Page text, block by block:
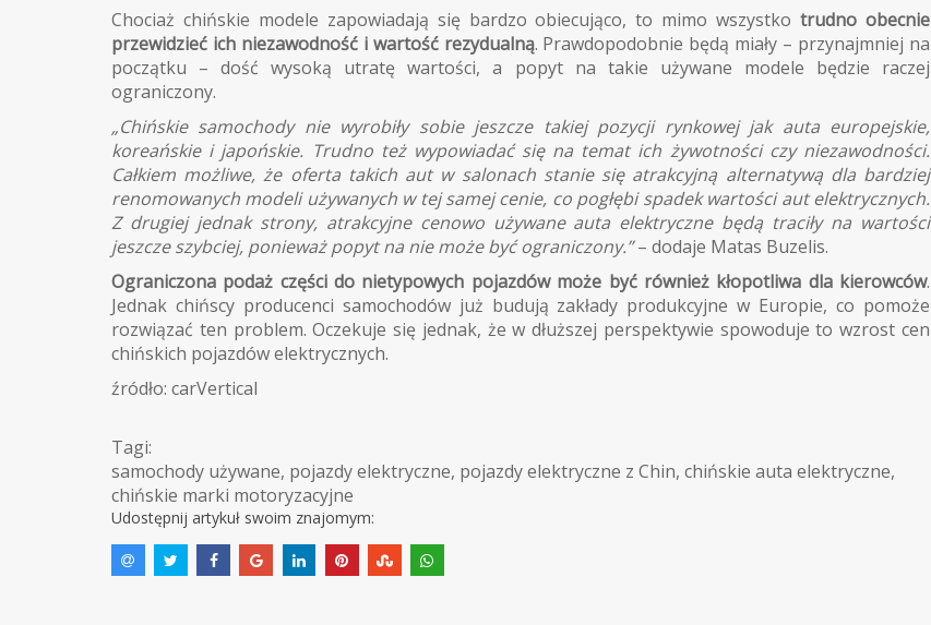
Chociaż chińskie modele zapowiadają się bardzo obiecująco, to mimo wszystkotrudno obecnie
przewidzieć ich niezawodność i wartość rezydualną. Prawdopodobnie będą miały – przynajmniej na
początku – dość wysoką utratę wartości, a popyt na takie używane modele będzie raczej
ograniczony.
„Chińskie samochody nie wyrobiły sobie jeszcze takiej pozycji rynkowej jak auta europejskie,
koreańskie i japońskie. Trudno też wypowiadać się na temat ich żywotności czy niezawodności.
Całkiem możliwe, że oferta takich aut w salonach stanie się atrakcyjną alternatywą dla bardziej
renomowanych modeli używanych w tej samej cenie, co pogłębi spadek wartości aut elektrycznych.
Z drugiej jednak strony, atrakcyjne cenowo używane auta elektryczne będą traciły na wartości
jeszcze szybciej, ponieważ popyt na nie może być ograniczony.”– dodaje Matas Buzelis.
Ograniczona podaż części do nietypowych pojazdów może być również kłopotliwa dla kierowców.
Jednak chińscy producenci samochodów już budują zakłady produkcyjne w Europie, co pomoże
rozwiązać ten problem. Oczekuje się jednak, że w dłuższej perspektywie spowoduje to wzrost cen
chińskich pojazdów elektrycznych.
źródło: carVertical
Tagi:
samochody używane, pojazdy elektryczne, pojazdy elektryczne z Chin, chińskie auta elektryczne,
chińskie marki motoryzacyjne
Udostępnij artykuł swoim znajomym: